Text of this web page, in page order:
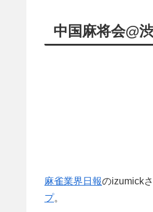
中国麻将会@
麻雀業界日報のizumick
プ。